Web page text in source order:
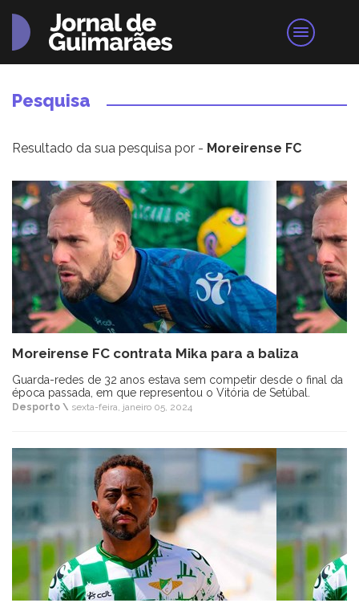
Pesquisa
Resultado da sua pesquisa por - Moreirense FC
Moreirense FC contrata Mika para a baliza
Guarda-redes de 32 anos estava sem competir desde o final da
época passada, em que representou o Vitória de Setúbal.
Desporto \ sexta-feira, janeiro 05, 2024